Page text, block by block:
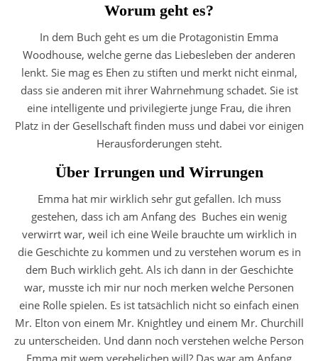
Worum geht es?
In dem Buch geht es um die Protagonistin Emma
Woodhouse, welche gerne das Liebesleben der anderen
lenkt. Sie mag es Ehen zu stiften und merkt nicht einmal,
dass sie anderen mit ihrer Wahrnehmung schadet. Sie ist
eine intelligente und privilegierte junge Frau, die ihren
Platz in der Gesellschaft finden muss und dabei vor einigen
Herausforderungen steht.
Über Irrungen und Wirrungen
Emma hat mir wirklich sehr gut gefallen. Ich muss
gestehen, dass ich am Anfang des Buches ein wenig
verwirrt war, weil ich eine Weile brauchte um wirklich in
die Geschichte zu kommen und zu verstehen worum es in
dem Buch wirklich geht. Als ich dann in der Geschichte
war, musste ich mir nur noch merken welche Personen
eine Rolle spielen. Es ist tatsächlich nicht so einfach einen
Mr. Elton von einem Mr. Knightley und einem Mr. Churchill
zu unterscheiden. Und dann noch verstehen welche Person
Emma mit wem verehelichen will? Das war am Anfang